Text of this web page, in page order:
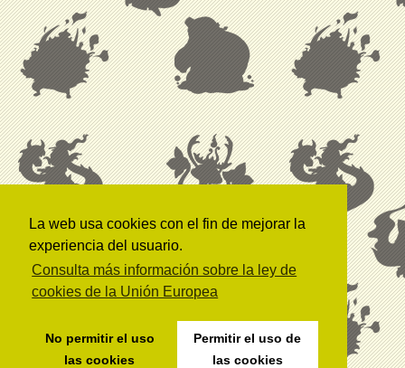
La web usa cookies con el fin de mejorar la
experiencia del usuario.
Consulta más información sobre la ley de
cookies de la Unión Europea
No permitir el uso
las cookies
Permitir el uso de
las cookies